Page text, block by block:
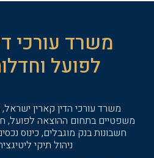
משרד עורכי
לפועל
משרד עורכי הדין קארין
משפטיים בתחום ההוצאה לפועל,
חשבונות בנק מוגבלים, כינוס
ניהול תיקי